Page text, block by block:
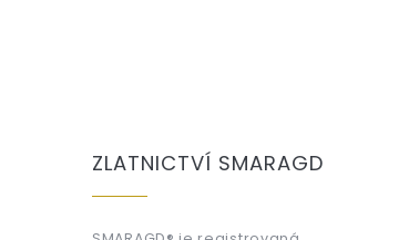
ZLATNICTVÍ SMARAGD